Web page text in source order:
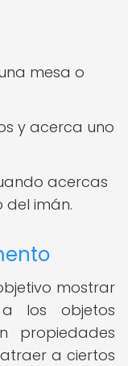
mesa o
y acerca uno
acercas
del imán.
mostrar
los objetos
propiedades
a ciertos